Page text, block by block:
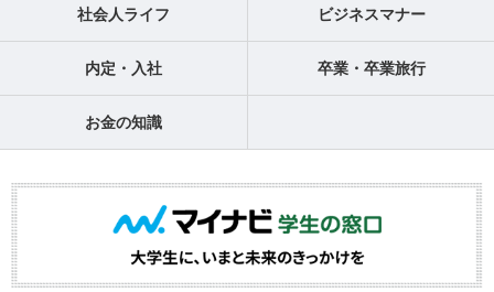
社会人ライフ ビジネスマナー
内定・入社 卒業・卒業旅行
お金の知識